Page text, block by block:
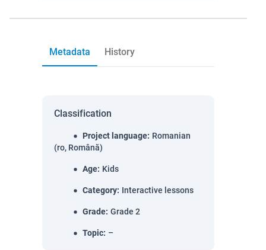
Metadata History
Classification
Project language: Romanian
(ro, Română)
Age: Kids
Category: Interactive lessons
Grade: Grade 2
Topic: –